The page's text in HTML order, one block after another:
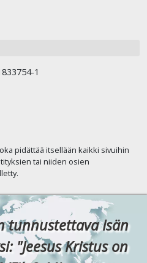
1
pidättää itsellään kaikki sivuihin
tai niiden osien
tunnustettava Isän
"Jeesus Kristus on